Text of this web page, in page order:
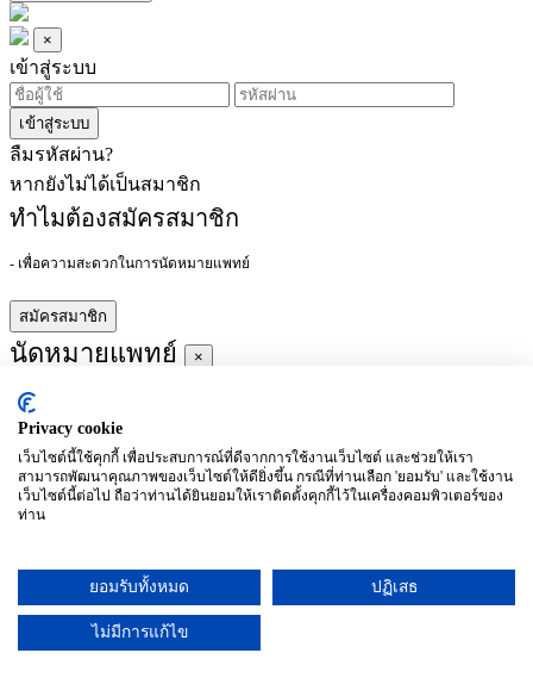
×
เข้าสู่ระบบ
เข้าสู่ระบบ
ลืมรหัสผ่าน?
หากยังไม่ได้เป็นสมาชิก
ทำไมต้องสมัครสมาชิก
- เพื่อความสะดวกในการนัดหมายแพทย์
สมัครสมาชิก
นัดหมายแพทย์ ×
ผู้ชำนาญการ
ประจำ :
อาทิตย์
จันทร์
(27/09)
อังคาร
(28/09)
พุธ
พฤหัสบดี
ศุกร์
เสาร์
Privacy cookie
เว็บไซต์นี้ใช้คุกกี้ เพื่อประสบการณ์ที่ดีจากการใช้งานเว็บไซต์ และช่วยให้เรา
สามารถพัฒนาคุณภาพของเว็บไซต์ให้ดียิ่งขึ้น กรณีที่ท่านเลือก 'ยอมรับ' และใช้งาน
เว็บไซต์นี้ต่อไป ถือว่าท่านได้ยินยอมให้เราติดตั้งคุกกี้ไว้ในเครื่องคอมพิวเตอร์ของ
ท่าน
ยอมรับทั้งหมด ปฏิเสธ
ไม่มีการแก้ไข